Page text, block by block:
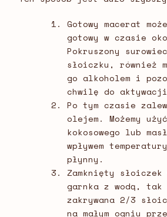
Gotowy macerat
gotowy w czasie
Pokruszony
słoiczku, również
go alkoholem i
chwilę do
Po tym czasie
olejem. Możemy
kokosowego lub
wpływem
płynny.
Zamknięty słoiczek
garnka z wodą, tak
zakrywana 2/3
na małym ogniu